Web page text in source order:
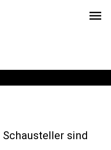
menu
sind